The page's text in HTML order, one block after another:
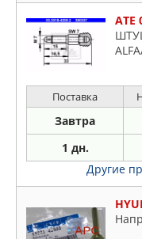
ATE
Поставка
Завтра
1 дн.
Другие